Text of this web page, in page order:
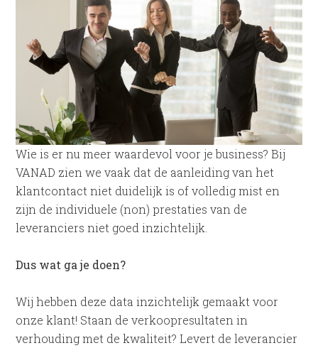
Wie is er nu meer waardevol voor je business? Bij
VANAD zien we vaak dat de aanleiding van het
klantcontact niet duidelijk is of volledig mist en
zijn de individuele (non) prestaties van de
leveranciers niet goed inzichtelijk.
Dus wat ga je doen?
Wij hebben deze data inzichtelijk gemaakt voor
onze klant! Staan de verkoopresultaten in
verhouding met de kwaliteit? Levert de leverancier